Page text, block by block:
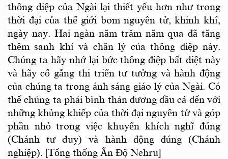
thông diệp của Ngài lại thiết yếu hơn như trong
thời đại của thế giới bom nguyên tử, khinh khí,
ngày nay. Hai ngàn năm trăm năm qua đã tăng
thêm sanh khí và chân lý của thông điệp này.
Chúng ta hãy nhớ lại bức thông điệp bất diệt này
và hãy cố gắng thi triển tư tưởng và hành động
của chúng ta trong ánh sáng giáo lý của Ngài. Có
thể chúng ta phải bình thản đương đầu cả đến với
những khủng khiếp của thời đại nguyên tử và góp
phần nhỏ trong việc khuyến khích nghĩ đúng
(Chánh tư duy) và hành động đúng (Chánh
nghiệp). [Tổng thống Ấn Độ Nehru]